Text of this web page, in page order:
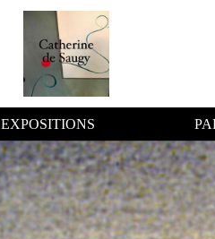
EXPOSITIONS